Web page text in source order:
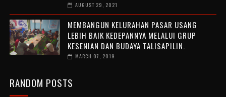
AUGUST 29, 2021
MEMBANGUN KELURAHAN PASAR USANG
LEBIH BAIK KEDEPANNYA MELALUI GRUP
KESENIAN DAN BUDAYA TALISAPILIN.
MARCH 07, 2019
RANDOM POSTS